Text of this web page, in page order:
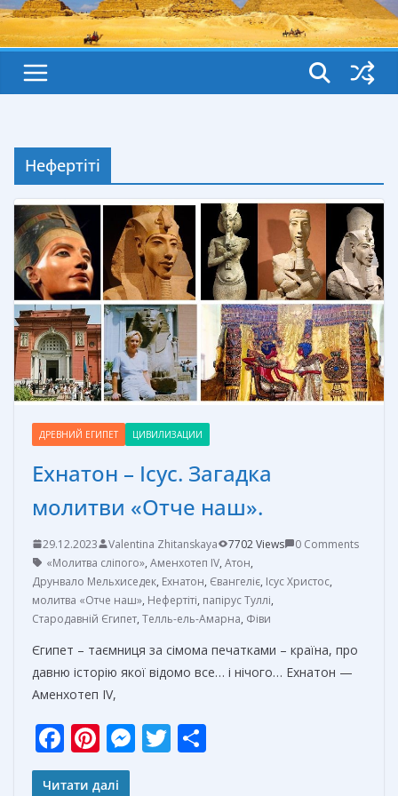
Нефертіті
ДРЕВНИЙ ЕГИПЕТ ЦИВИЛИЗАЦИИ
Ехнатон – Ісус. Загадка
молитви «Отче наш».
29.12.2023 Valentina Zhitanskaya 7702 Views
0 Comments
«Молитва сліпого», Аменхотеп IV, Атон,
Друнвало Мельхиседек, Ехнатон, Євангеліє, Ісус Христос,
молитва «Отче наш», Нефертіті, папірус Туллі,
Стародавній Єгипет, Телль-ель-Амарна, Фіви
Єгипет – таємниця за сімома печатками – країна, про
давню історію якої відомо все… і нічого… Ехнатон —
Аменхотеп IV,
F
ac
Pi
nt
M T
Читати далі